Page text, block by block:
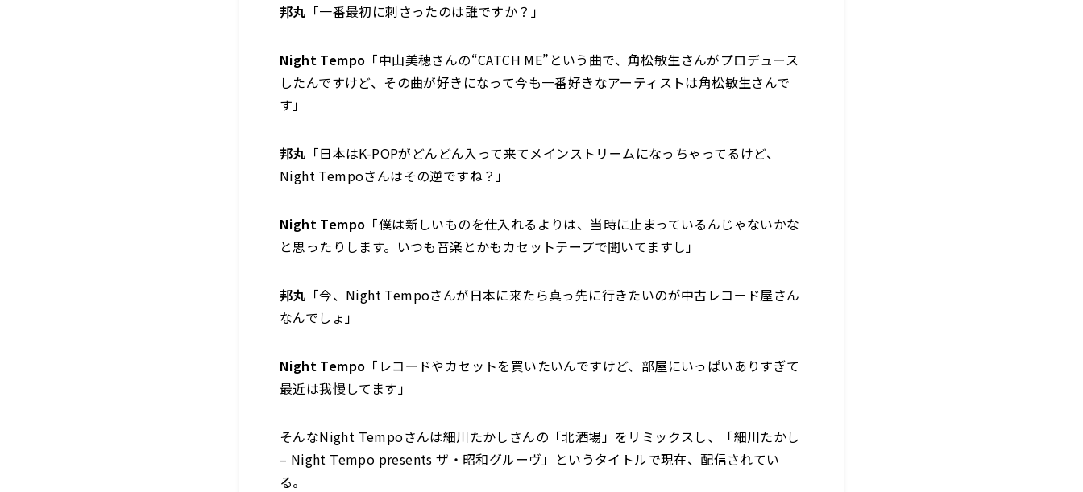
邦丸 「一番最初に刺さったのは誰ですか？」
Night Tempo 「中山美穂さんの“CATCH ME”という曲で、角松敏生さんがプロデュース
したんですけど、その曲が好きになって今も一番好きなアーティストは角松敏生さんで
す」
邦丸 「日本はK-POPがどんどん入って来てメインストリームになっちゃってるけど、
Night Tempoさんはその逆ですね？」
Night Tempo 「僕は新しいものを仕入れるよりは、当時に止まっているんじゃないかな
と思ったりします。いつも音楽とかもカセットテープで聞いてますし」
邦丸 「今、Night Tempoさんが日本に来たら真っ先に行きたいのが中古レコード屋さん
なんでしょ」
Night Tempo 「レコードやカセットを買いたいんですけど、部屋にいっぱいありすぎて
最近は我慢してます」
そんなNight Tempoさんは細川たかしさんの「北酒場」をリミックスし、「細川たかし
– Night Tempo presents ザ・昭和グルーヴ」というタイトルで現在、配信されてい
る。